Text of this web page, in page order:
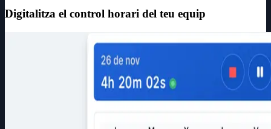
Digitalitza el control horari del teu equip